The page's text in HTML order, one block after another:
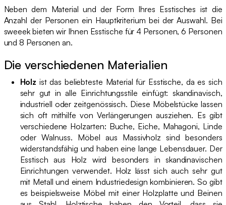
Neben dem Material und der Form Ihres Esstisches ist die
Anzahl der Personen ein Hauptkriterium bei der Auswahl. Bei
sweeek bieten wir Ihnen Esstische für 4 Personen, 6 Personen
und 8 Personen an.
Die verschiedenen Materialien
Holz ist das beliebteste Material für Esstische, da es sich
sehr gut in alle Einrichtungsstile einfügt: skandinavisch,
industriell oder zeitgenössisch. Diese Möbelstücke lassen
sich oft mithilfe von Verlängerungen ausziehen. Es gibt
verschiedene Holzarten: Buche, Eiche, Mahagoni, Linde
oder Walnuss. Möbel aus Massivholz sind besonders
widerstandsfähig und haben eine lange Lebensdauer. Der
Esstisch aus Holz wird besonders in skandinavischen
Einrichtungen verwendet. Holz lässt sich auch sehr gut
mit Metall und einem Industriedesign kombinieren. So gibt
es beispielsweise Möbel mit einer Holzplatte und Beinen